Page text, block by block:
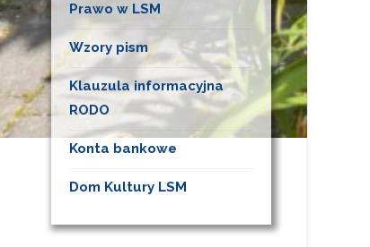
Prawo w LSM
Wzory pism
Klauzula informacyjna
RODO
Konta bankowe
Dom Kultury LSM